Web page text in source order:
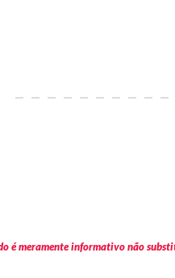
é meramente informativo não